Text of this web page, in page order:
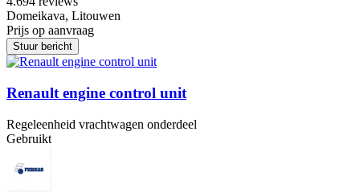
Domeikava, Litouwen
Prijs op aanvraag
Stuur bericht
Renault engine control unit
Regeleenheid vrachtwagen onderdeel
Gebruikt